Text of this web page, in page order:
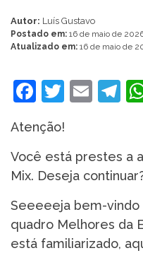
Autor: Luís Gustavo
Postado em: 16 de maio de
Atualizado em: 16 de maio de
Facebook
Twitter
Atenção!
Você está prestes a
Mix. Deseja
Seeeeeja bem-vindo
quadro Melhores da
está familiarizado,